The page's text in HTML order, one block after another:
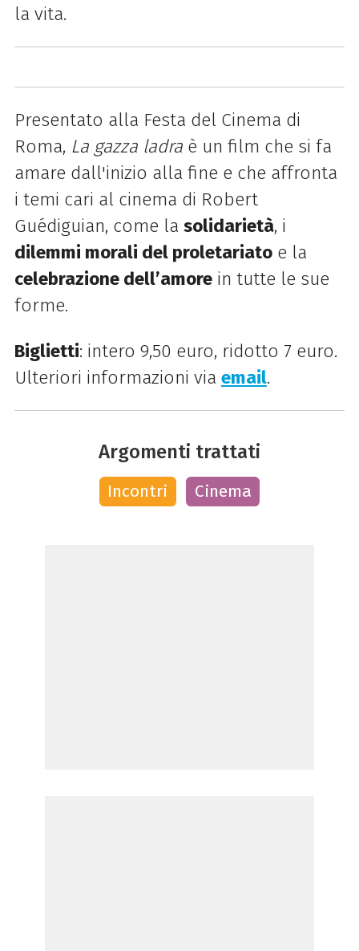
la vita.
Presentato alla Festa del Cinema di
Roma, La gazza ladra è un film che si fa
amare dall'inizio alla fine e che affronta
i temi cari al cinema di Robert
Guédiguian, come la solidarietà, i
dilemmi morali del proletariatoe la
celebrazione dell’amorein tutte le sue
forme.
Biglietti: intero 9,50 euro, ridotto 7 euro.
Ulteriori informazioni via email.
Argomenti trattati
Incontri Cinema